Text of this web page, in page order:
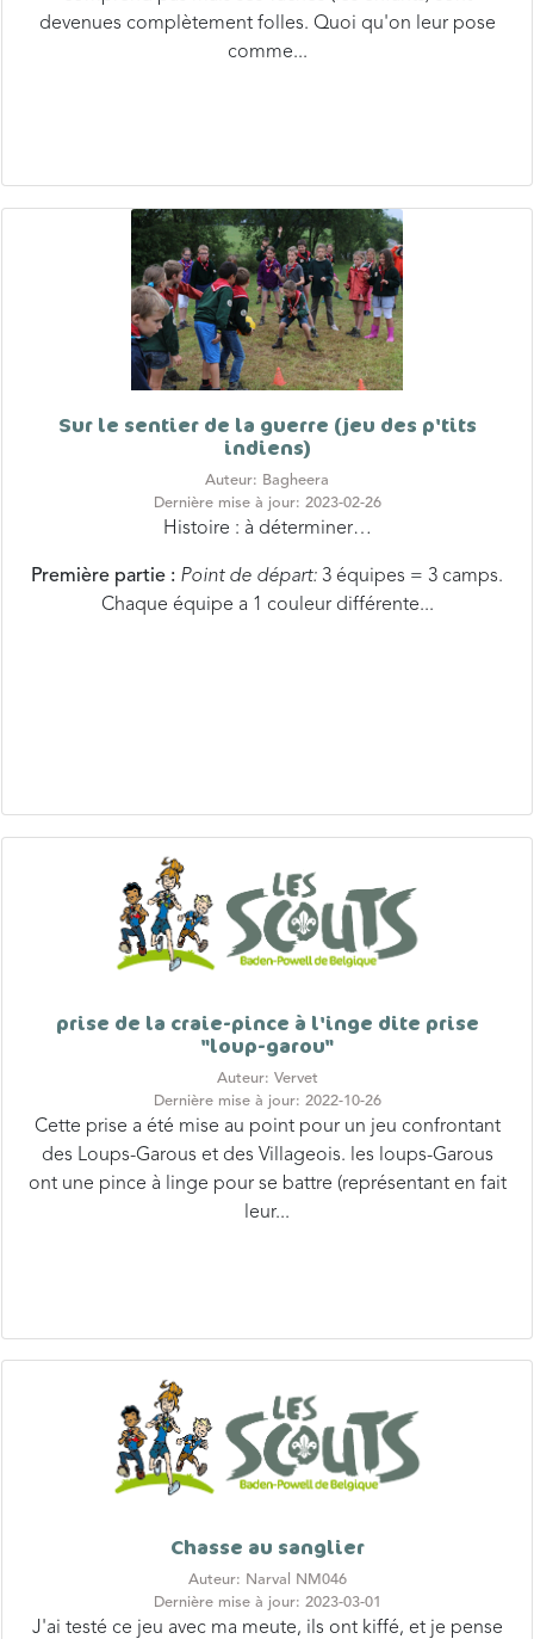
comme...
Sur le sentier de la guerre (jeu des p'tits
Auteur: Bagheera
Dernière mise à jour: 2023-02-26
Histoire : à déterminer…
Première partie : Point de départ:3 équipes = 3 camps.
Chaque équipe a 1 couleur différente...
Auteur: Vervet
Dernière mise à jour: 2022-10-26
Cette prise a été mise au point pour un jeu confrontant
des Loups-Garous et des Villageois. les loups-Garous
ont une pince à linge pour se battre (représentant en fait
leur...
Auteur: Narval NM046
J'ai testé ce jeu avec ma meute, ils ont kiffé, et je pense
que ça peut s'adapter facilement à la troupe